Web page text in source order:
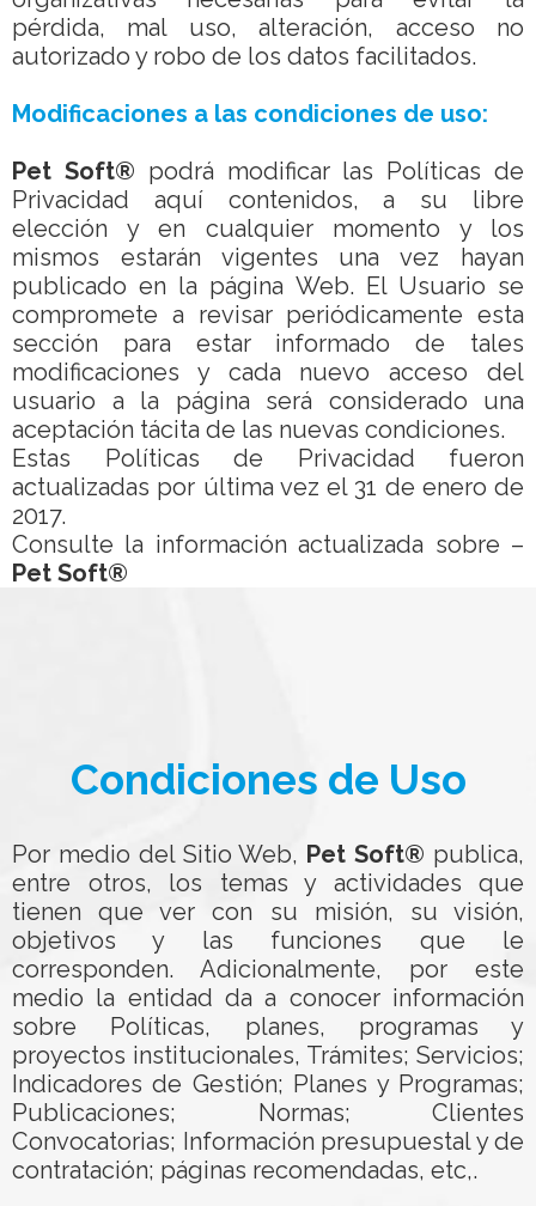
pérdida, mal uso, alteración, acceso no
autorizado y robo de los datos facilitados.
Modificaciones a las condiciones de uso:
Pet Soft® podrá modificar las Políticas de
Privacidad aquí contenidos, a su libre
elección y en cualquier momento y los
mismos estarán vigentes una vez hayan
publicado en la página Web. El Usuario se
compromete a revisar periódicamente esta
sección para estar informado de tales
modificaciones y cada nuevo acceso del
usuario a la página será considerado una
aceptación tácita de las nuevas condiciones.
Estas Políticas de Privacidad fueron
actualizadas por última vez el 31 de enero de
2017.
Consulte la información actualizada sobre –
Pet Soft®
Condiciones de Uso
Por medio del Sitio Web, Pet Soft® publica,
entre otros, los temas y actividades que
tienen que ver con su misión, su visión,
objetivos y las funciones que le
corresponden. Adicionalmente, por este
medio la entidad da a conocer información
sobre Políticas, planes, programas y
proyectos institucionales, Trámites; Servicios;
Indicadores de Gestión; Planes y Programas;
Publicaciones; Normas; Clientes
Convocatorias; Información presupuestal y de
contratación; páginas recomendadas, etc,.